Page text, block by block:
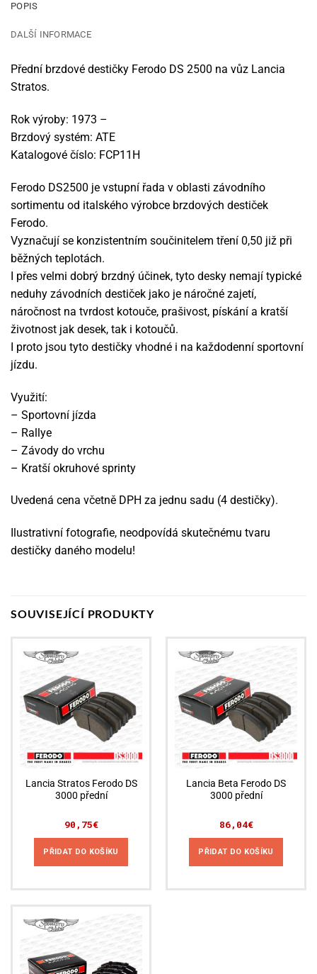
POPIS
DALŠÍ INFORMACE
Přední brzdové destičky Ferodo DS 2500 na vůz Lancia
Stratos.
Rok výroby: 1973 –
Brzdový systém: ATE
Katalogové číslo: FCP11H
Ferodo DS2500 je vstupní řada v oblasti závodního
sortimentu od italského výrobce brzdových destiček
Ferodo.
Vyznačují se konzistentním součinitelem tření 0,50 již při
běžných teplotách.
I přes velmi dobrý brzdný účinek, tyto desky nemají typické
neduhy závodních destiček jako je náročné zajetí,
náročnost na tvrdost kotouče, prašivost, pískání a kratší
životnost jak desek, tak i kotoučů.
I proto jsou tyto destičky vhodné i na každodenní sportovní
jízdu.
Využití:
– Sportovní jízda
– Rallye
– Závody do vrchu
– Kratší okruhové sprinty
Uvedená cena včetně DPH za jednu sadu (4 destičky).
Ilustrativní fotografie, neodpovídá skutečnému tvaru
destičky daného modelu!
SOUVISEJÍCÍ PRODUKTY
Lancia Stratos Ferodo DS
3000 přední
90,75€
PŘIDAT DO KOŠÍKU
Lancia Beta Ferodo DS
3000 přední
86,04€
PŘIDAT DO KOŠÍKU